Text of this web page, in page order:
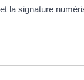
la signature